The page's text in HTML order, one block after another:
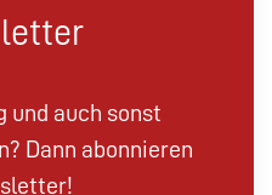
und auch sonst
Dann abonnieren